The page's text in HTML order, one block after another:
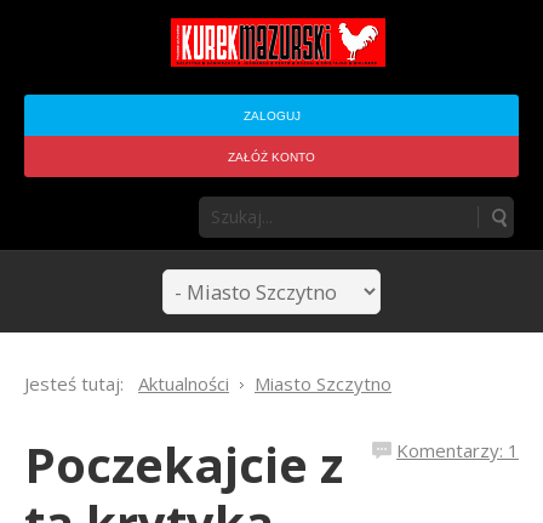
ZALOGUJ
ZAŁÓŻ KONTO
Jesteś tutaj: Aktualności Miasto Szczytno
Komentarzy: 1
Poczekajcie z